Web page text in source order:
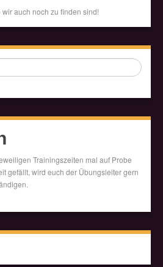
auch noch zu finden sind!
Trainingszeiten mal auf Probe
gefällt, wird euch der Übungsleiter gern